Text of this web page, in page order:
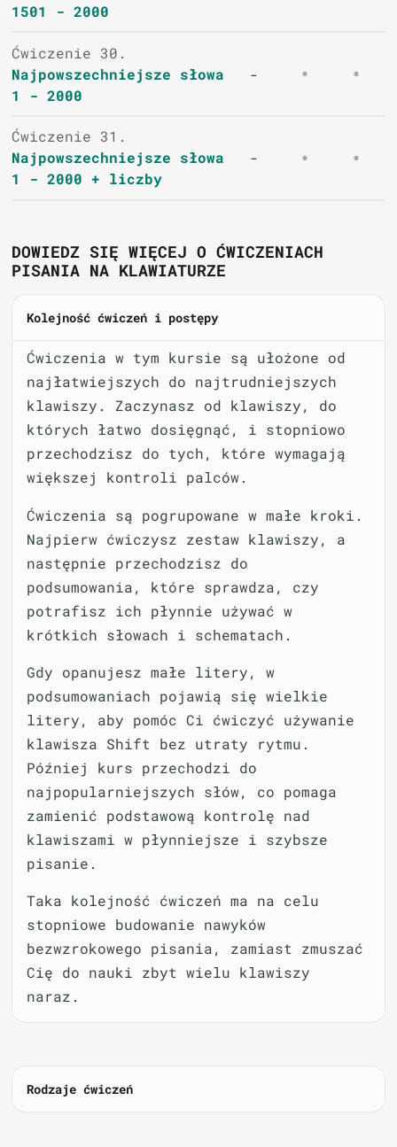
1501 - 2000
Ćwiczenie 30.
Najpowszechniejsze słowa
1 - 2000
-
Ćwiczenie 31.
Najpowszechniejsze słowa
1 - 2000 + liczby
-
DOWIEDZ SIĘ WIĘCEJ O ĆWICZENIACH
PISANIA NA KLAWIATURZE
Kolejność ćwiczeń i postępy
Ćwiczenia w tym kursie są ułożone od
najłatwiejszych do najtrudniejszych
klawiszy. Zaczynasz od klawiszy, do
których łatwo dosięgnąć, i stopniowo
przechodzisz do tych, które wymagają
większej kontroli palców.
Ćwiczenia są pogrupowane w małe kroki.
Najpierw ćwiczysz zestaw klawiszy, a
następnie przechodzisz do
podsumowania, które sprawdza, czy
potrafisz ich płynnie używać w
krótkich słowach i schematach.
Gdy opanujesz małe litery, w
podsumowaniach pojawią się wielkie
litery, aby pomóc Ci ćwiczyć używanie
klawisza Shift bez utraty rytmu.
Później kurs przechodzi do
najpopularniejszych słów, co pomaga
zamienić podstawową kontrolę nad
klawiszami w płynniejsze i szybsze
pisanie.
Taka kolejność ćwiczeń ma na celu
stopniowe budowanie nawyków
bezwzrokowego pisania, zamiast zmuszać
Cię do nauki zbyt wielu klawiszy
naraz.
Rodzaje ćwiczeń